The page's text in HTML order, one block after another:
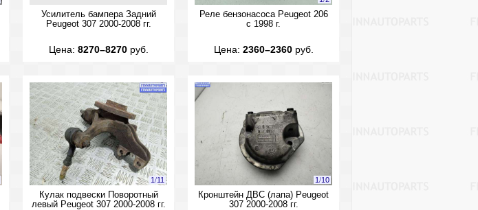
Усилитель бампера Задний
Peugeot 307 2000-2008 гг.
Цена: 8270–8270руб.
Реле бензонасоса Peugeot 206
с 1998 г.
Цена: 2360–2360руб.
1/11
Кулак подвески Поворотный
левый Peugeot 307 2000-2008 гг.
1/10
Кронштейн ДВС (лапа) Peugeot
307 2000-2008 гг.